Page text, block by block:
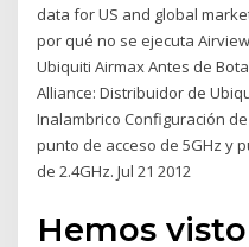
data for US and global
por qué no se ejecuta
Ubiquiti Airmax Antes de
Alliance: Distribuidor de
Inalambrico Configuración
punto de acceso de 5GHz y
de 2.4GHz. Jul 21 2012
Hemos